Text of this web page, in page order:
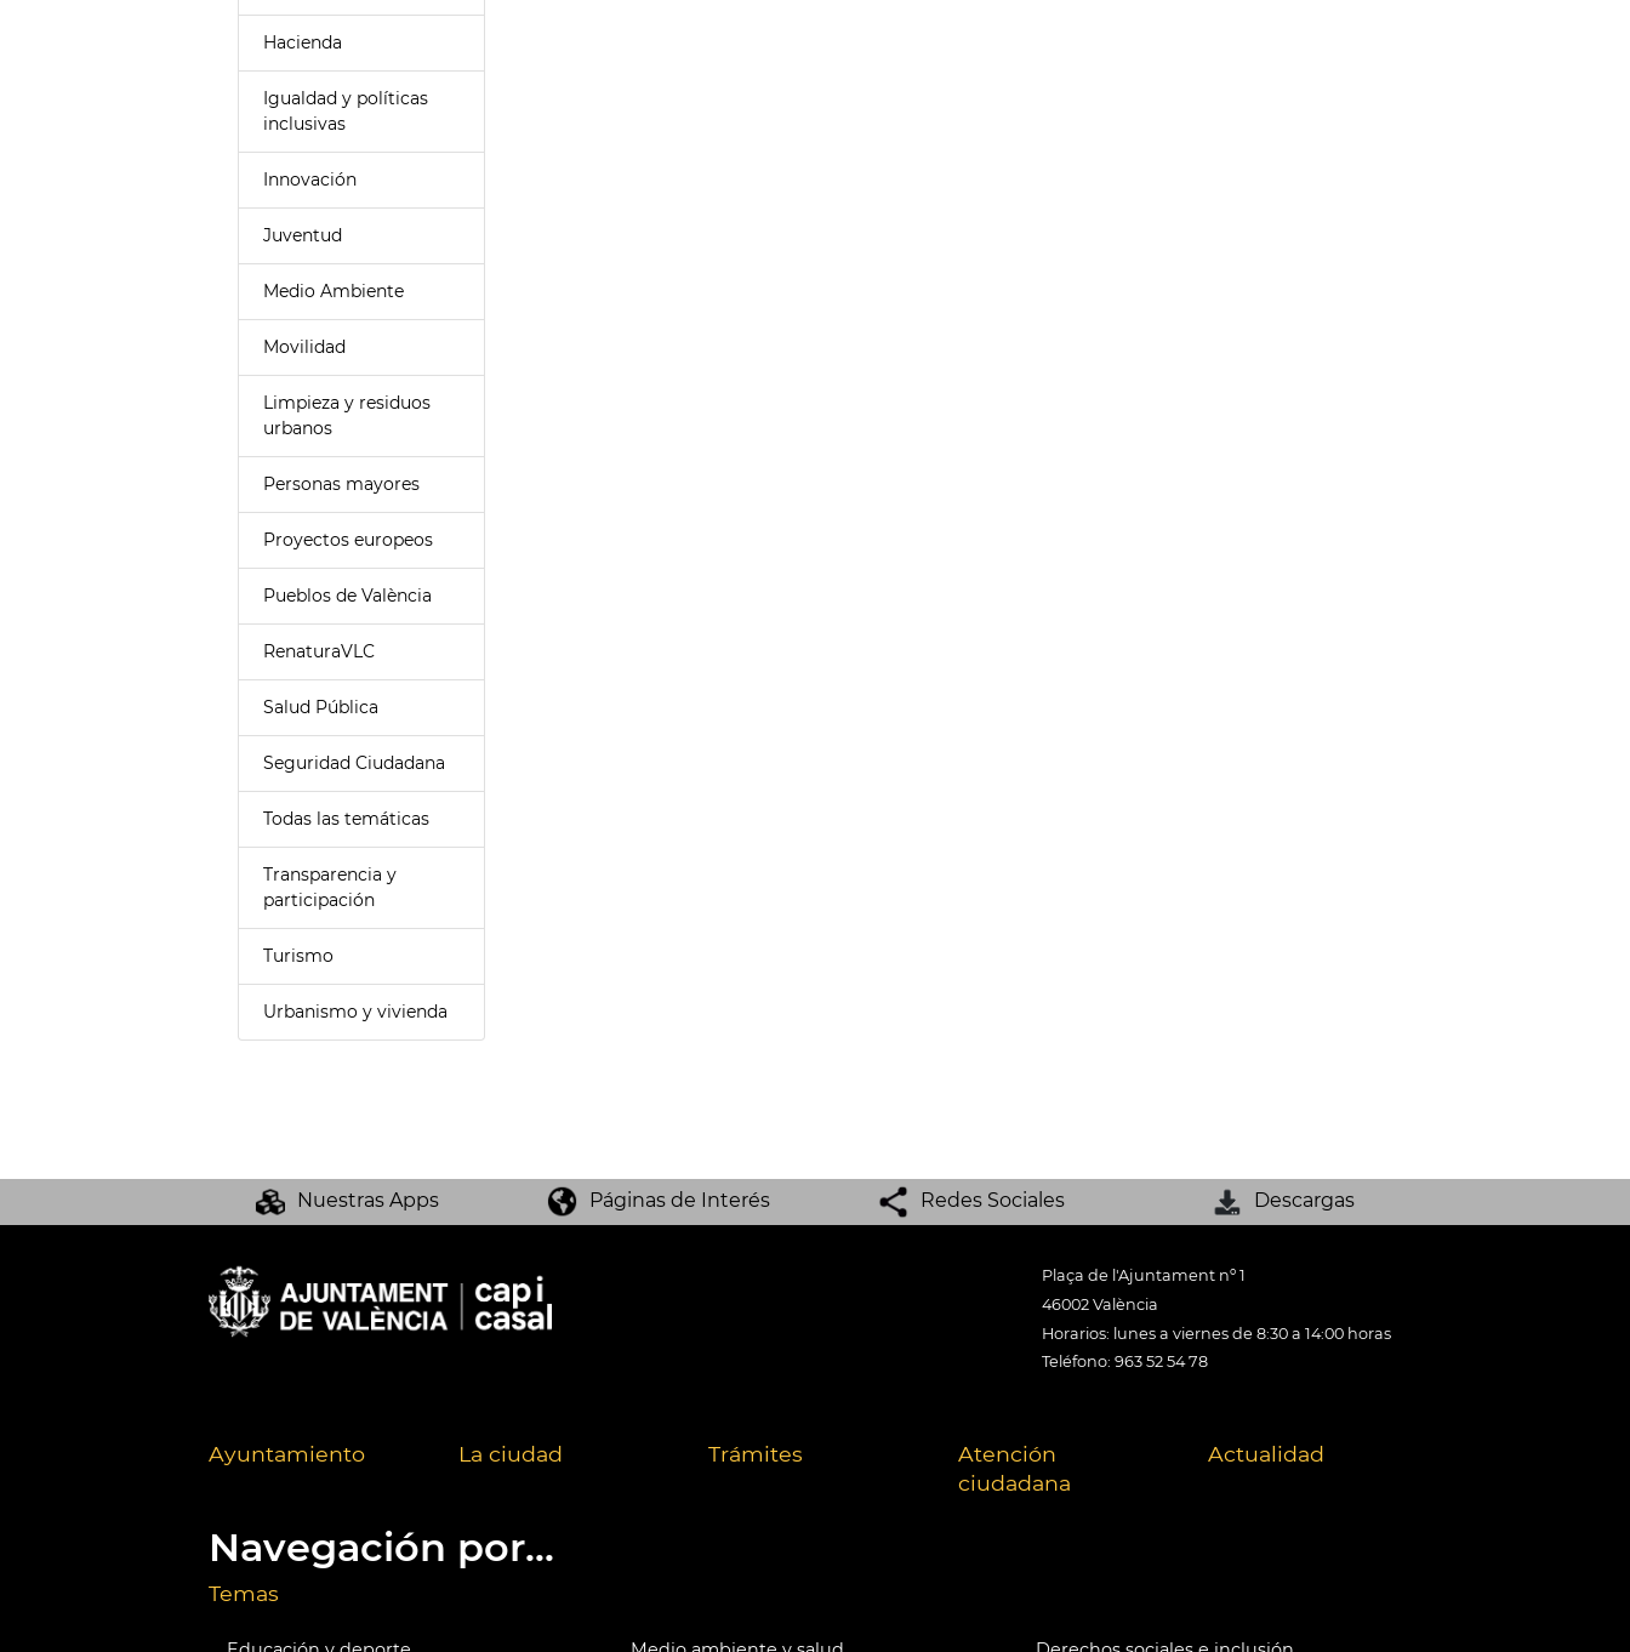
Hacienda
Igualdad y políticas
inclusivas
Innovación
Juventud
Medio Ambiente
Movilidad
Limpieza y residuos
urbanos
Personas mayores
Proyectos europeos
Pueblos de València
RenaturaVLC
Salud Pública
Seguridad Ciudadana
Todas las temáticas
Transparencia y
participación
Turismo
Urbanismo y vivienda
Nuestras Apps Páginas de Interés Redes Sociales Descargas
Plaça de l'Ajuntament nº 1
46002 València
Horarios: lunes a viernes de 8:30 a 14:00 horas
Teléfono: 963 52 54 78
Ayuntamiento La ciudad Trámites
Atención
ciudadana
Actualidad
Navegación por...
Temas